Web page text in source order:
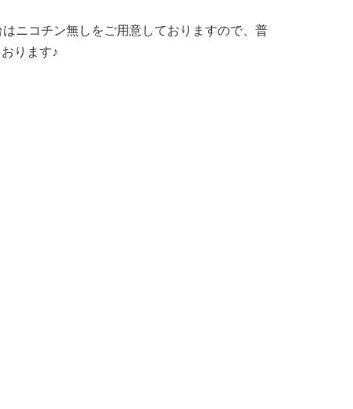
ニコチン無しをご用意しておりますので、普
ります♪